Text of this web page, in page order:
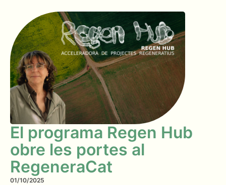
El programa Regen Hub
obre les portes al
RegeneraCat
01/10/2025